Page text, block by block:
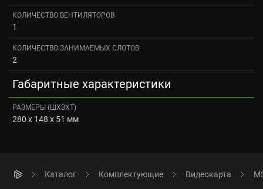
КОЛИЧЕСТВО ВЕНТИЛЯТОРОВ
1
КОЛИЧЕСТВО ЗАНИМАЕМЫХ СЛОТОВ
2
Габаритные характеристики
РАЗМЕРЫ (ШXВXТ)
280 x 148 x 51 мм
Каталог Комплектующие Видеокарта